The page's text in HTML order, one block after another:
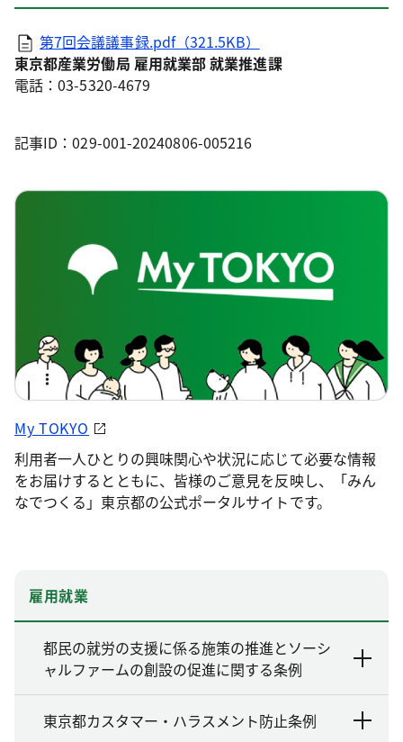
第7回会議議事録.pdf（321.5KB）
東京都産業労働局 雇用就業部 就業推進課
電話：03-5320-4679
記事ID：029-001-20240806-005216
My TOKYO
利用者一人ひとりの興味関心や状況に応じて必要な情報
をお届けするとともに、皆様のご意見を反映し、「みん
なでつくる」東京都の公式ポータルサイトです。
雇用就業
都民の就労の支援に係る施策の推進とソーシ
ャルファームの創設の促進に関する条例
東京都カスタマー・ハラスメント防止条例